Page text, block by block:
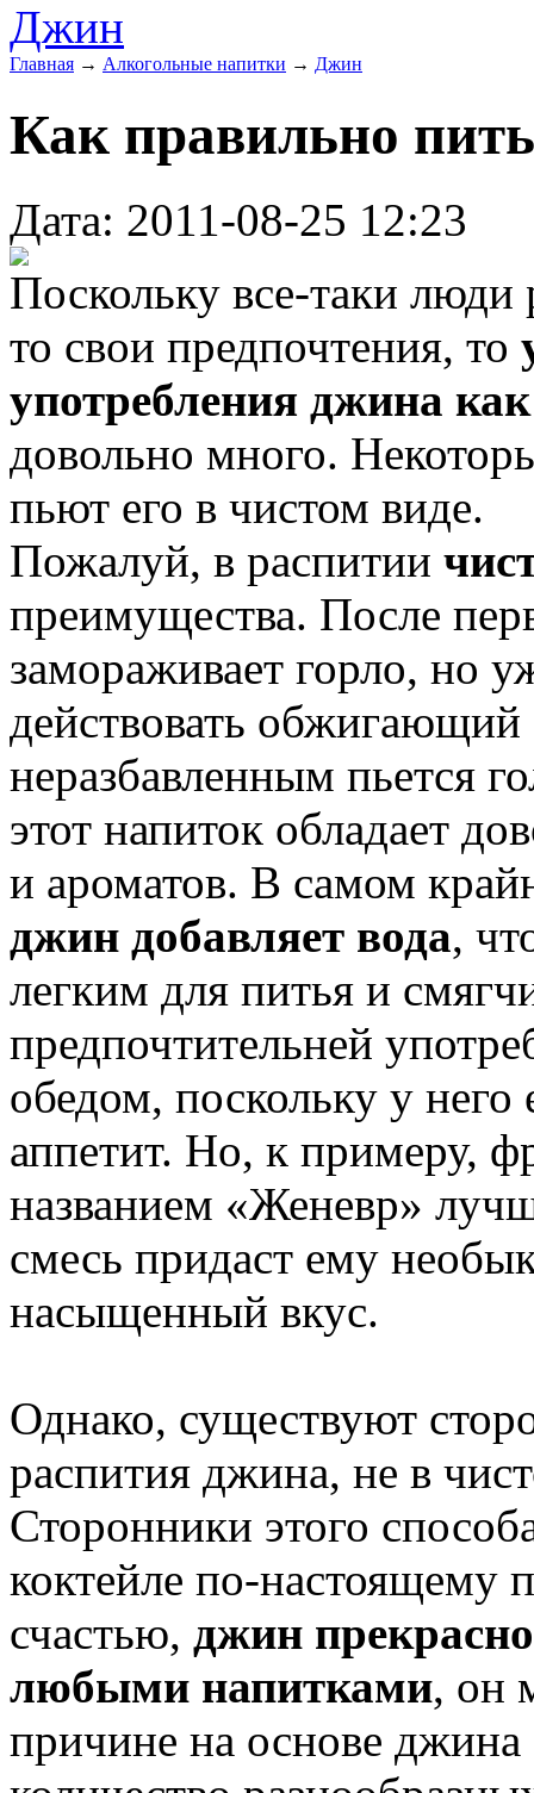
Джин
Главная → Алкогольные напитки → Джин
Как правильно
Дата: 2011-08-25 12:23
Поскольку все-таки
то свои предпочтения, то
употребления джина
довольно много.
пьют его в чистом виде.
Пожалуй, в распитии
преимущества. После
замораживает горло, но
действовать обжигающий
неразбавленным пьется
этот напиток обладает
и ароматов. В самом
джин добавляет вода,
легким для питья и
предпочтительней
обедом, поскольку у него
аппетит. Но, к примеру,
названием «Женевр»
смесь придаст ему
насыщенный вкус.
Однако, существуют
распития джина, не в
Сторонники этого
коктейле по-настоящему
счастью, джин
любыми напитками, он
причине на основе джина